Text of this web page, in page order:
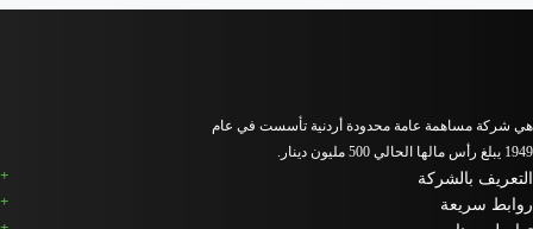
هي شركة مساهمة عامة محدودة أردنية تأسست في عام
1949 يبلغ رأس مالها الحالي 500 مليون دينار.
التعريف بالشركة
روابط سريعة